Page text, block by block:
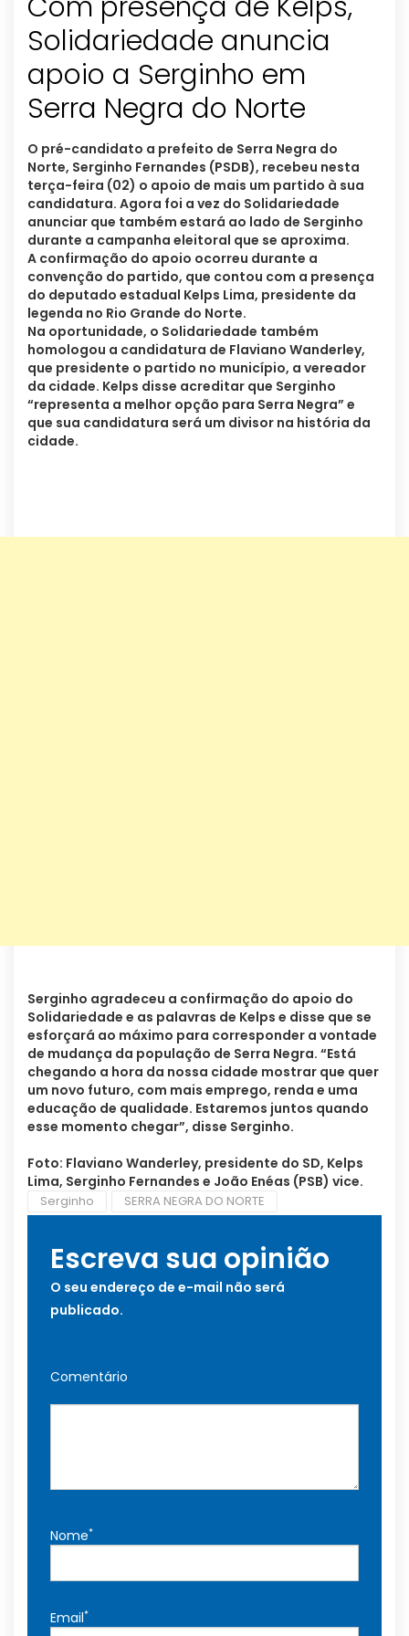
Solidariedade anuncia
apoio a Serginho em
Serra Negra do Norte
O pré-candidato a prefeito de Serra Negra do
Norte, Serginho Fernandes (PSDB), recebeu nesta
terça-feira (02) o apoio de mais um partido à sua
candidatura. Agora foi a vez do Solidariedade
anunciar que também estará ao lado de Serginho
durante a campanha eleitoral que se aproxima.
A confirmação do apoio ocorreu durante a
convenção do partido, que contou com a presença
do deputado estadual Kelps Lima, presidente da
legenda no Rio Grande do Norte.
Na oportunidade, o Solidariedade também
homologou a candidatura de Flaviano Wanderley,
que presidente o partido no município, a vereador
da cidade. Kelps disse acreditar que Serginho
“representa a melhor opção para Serra Negra” e
que sua candidatura será um divisor na história da
cidade.
Serginho agradeceu a confirmação do apoio do
Solidariedade e as palavras de Kelps e disse que se
esforçará ao máximo para corresponder a vontade
de mudança da população de Serra Negra. “Está
chegando a hora da nossa cidade mostrar que quer
um novo futuro, com mais emprego, renda e uma
educação de qualidade. Estaremos juntos quando
esse momento chegar”, disse Serginho.
Foto: Flaviano Wanderley, presidente do SD, Kelps
Lima, Serginho Fernandes e João Enéas (PSB) vice.
Serginho SERRA NEGRA DO NORTE
Escreva sua opinião
O seu endereço de e-mail não será
publicado.
Comentário
Nome*
Email*